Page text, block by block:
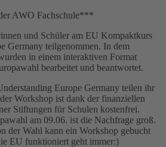
AWO Fachschule***
und Schüler am EU Kompaktkurs
Germany teilgenommen. In dem
in einem interaktiven Format
bearbeitet und beantwortet.
Europe Germany teilen ihr
Workshop ist dank der finanziellen
Stiftungen für Schulen kostenfrei.
am 09.06. ist die Nachfrage groß.
der Wahl kann ein Workshop gebucht
EU funktioniert geht immer:)